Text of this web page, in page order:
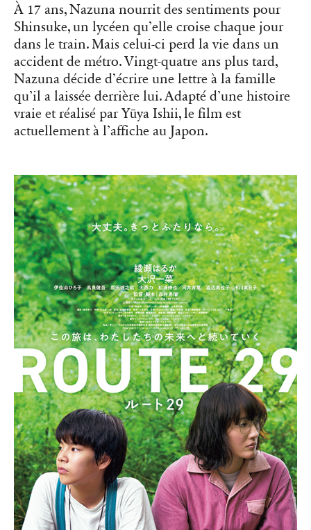
À 17 ans, Nazuna nourrit des sentiments pour
Shinsuke, un lycéen qu’elle croise chaque jour
dans le train. Mais celui-ci perd la vie dans un
accident de métro. Vingt-quatre ans plus tard,
Nazuna décide d’écrire une lettre à la famille
qu’il a laissée derrière lui. Adapté d’une histoire
vraie et réalisé par Yūya Ishii, le film est
actuellement à l’affiche au Japon.